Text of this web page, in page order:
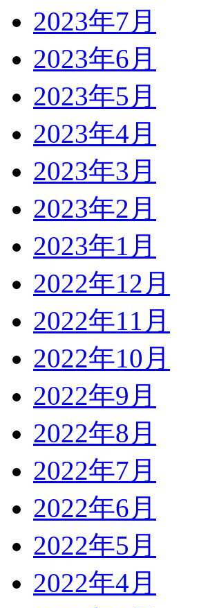
2023年7月
2023年6月
2023年5月
2023年4月
2023年3月
2023年2月
2023年1月
2022年12月
2022年11月
2022年10月
2022年9月
2022年8月
2022年7月
2022年6月
2022年5月
2022年4月